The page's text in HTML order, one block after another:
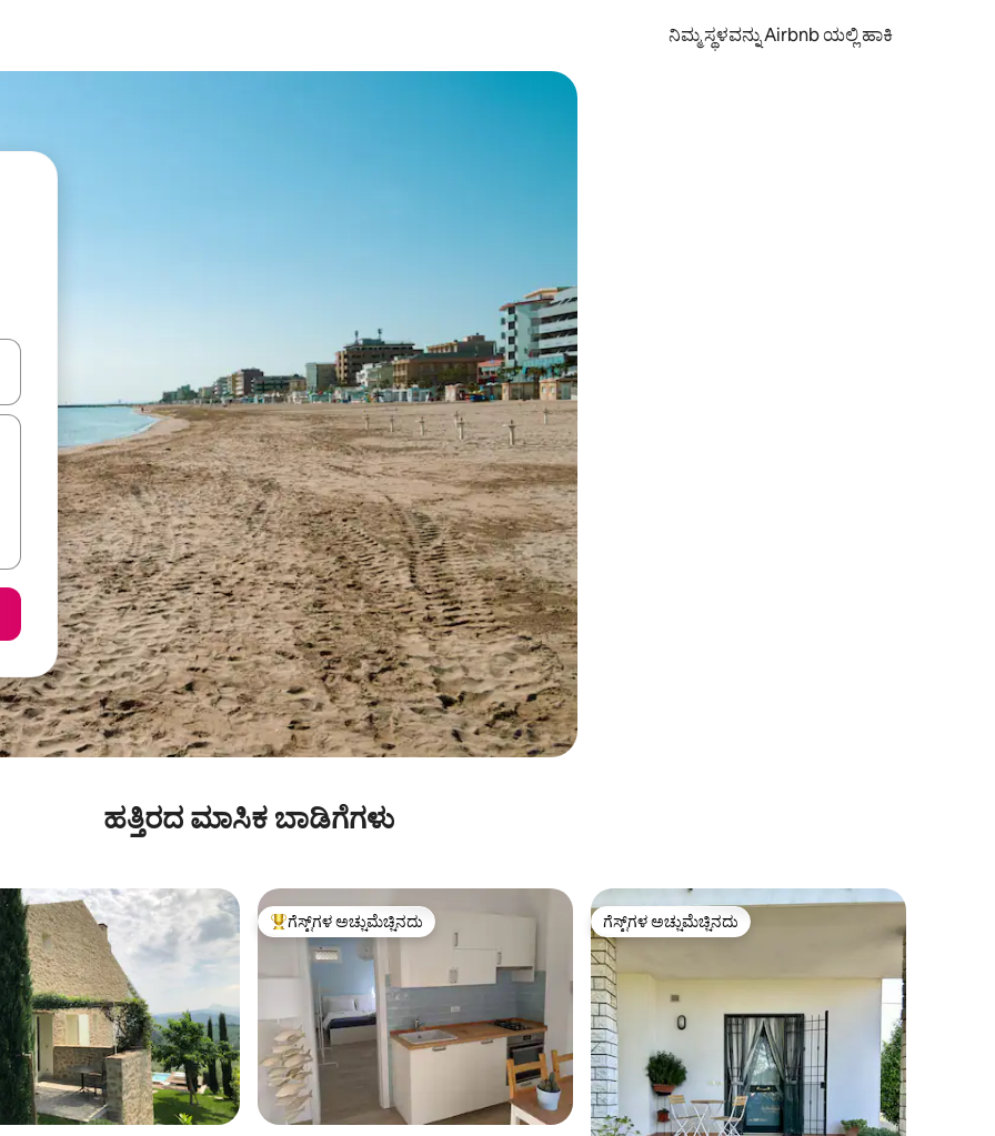
ನಿಮ್ಮ ಸ್ಥಳವನ್ನು Airbnb ಯಲ್ಲಿ ಹಾಕಿ
ನ್ಯಾವಿಗೇಟ್ ಮಾಡಿ ಅಥವಾ ಸ್ಪರ್ಶ ಅಥವಾ ಸ್ವೈಪ್ ಗೆಸ್ಚರ್‌ಗಳ ಮೂಲಕ ಅನ್ವೇಷಿಸಿ.
ಹತ್ತಿರದ ಮಾಸಿಕ ಬಾಡಿಗೆಗಳು
ಗೆಸ್ಟ್‌ಗಳಿಗೆ ಅತಿ ಹೆಚ್ಚು ಅಚ್ಚುಮೆಚ್ಚಿನದು
ಗೆಸ್ಟ್‌ಗಳ ಅಚ್ಚುಮೆಚ್ಚಿನದು ಗೆಸ್ಟ್‌ಗಳ ಅಚ್ಚುಮೆಚ್ಚಿನದು
ಗೆಸ್ಟ್‌ಗಳ ಅಚ್ಚುಮೆಚ್ಚಿನದು